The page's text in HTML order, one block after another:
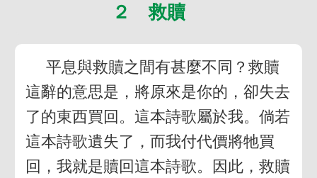
２ 救贖
平息與救贖之間有甚麼不同？救贖
這辭的意思是，將原來是你的，卻失去
了的東西買回。這本詩歌屬於我。倘若
這本詩歌遺失了，而我付代價將牠買
回，我就是贖回這本詩歌。因此，救贖